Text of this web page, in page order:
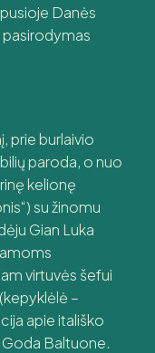
Danės
prie burlaivio
paroda, o nuo
kelionę
su žinomu
Gian Luka
virtuvės šefui
–
apie itališko
Baltuone.